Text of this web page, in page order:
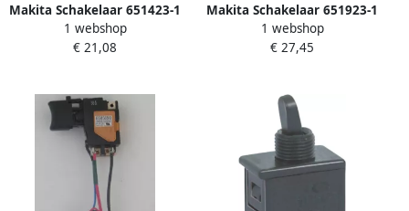
Makita Schakelaar 651423-1
1 webshop
€ 21,08
Makita Schakelaar 651923-1
1 webshop
€ 27,45